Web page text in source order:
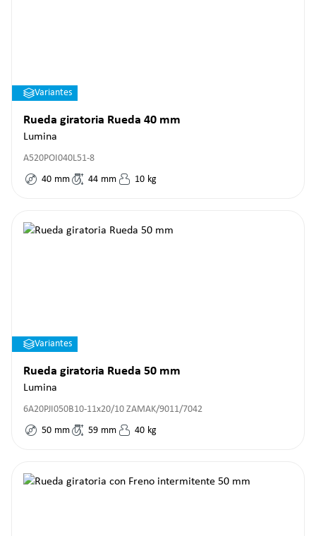
Variantes
Rueda giratoria Rueda 40 mm
Lumina
A520POI040L51-8
40 mm 44 mm 10 kg
Variantes
Rueda giratoria Rueda 50 mm
Lumina
6A20PJI050B10-11x20/10 ZAMAK/9011/7042
50 mm 59 mm 40 kg